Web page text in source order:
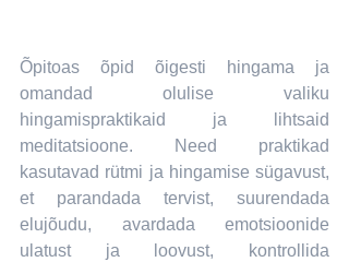
Õpitoas õpid õigesti hingama ja
omandad olulise valiku
hingamispraktikaid ja lihtsaid
meditatsioone. Need praktikad
kasutavad rütmi ja hingamise sügavust,
et parandada tervist, suurendada
elujõudu, avardada emotsioonide
ulatust ja loovust, kontrollida